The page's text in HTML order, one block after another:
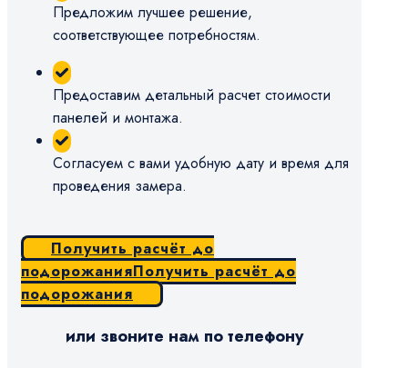
Предложим лучшее решение,
соответствующее потребностям.
Предоставим детальный расчет стоимости
панелей и монтажа.
Согласуем с вами удобную дату и время для
проведения замера.
Получить расчёт до
подорожанияПолучить расчёт до
подорожания
или звоните нам по телефону